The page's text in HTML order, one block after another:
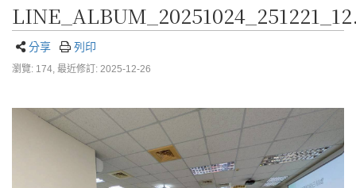
分享 列印
瀏覽: 174, 最近修訂: 2025-12-26